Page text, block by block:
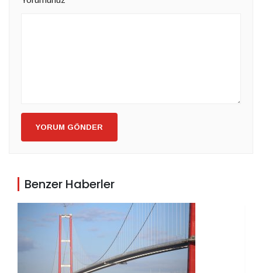
YORUM GÖNDER
Benzer Haberler